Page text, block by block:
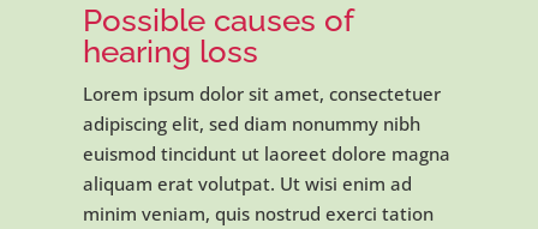
Possible causes of
hearing loss
Lorem ipsum dolor sit amet, consectetuer
adipiscing elit, sed diam nonummy nibh
euismod tincidunt ut laoreet dolore magna
aliquam erat volutpat. Ut wisi enim ad
minim veniam, quis nostrud exerci tation